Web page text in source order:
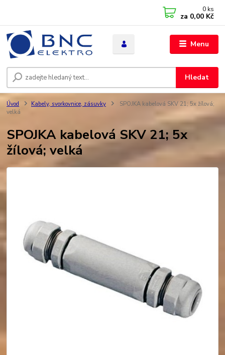
Menu
Hledat
0 ks
za 0,00 Kč
Úvod Kabely, svorkovnice, zásuvky
SPOJKA kabelová SKV 21; 5x žílová;
velká
SPOJKA kabelová SKV 21; 5x
žílová; velká